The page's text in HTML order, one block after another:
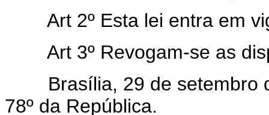
Art 2º Esta lei entra em
Art 3º Revogam-se as
Brasília, 29 de setembro
78º da República.